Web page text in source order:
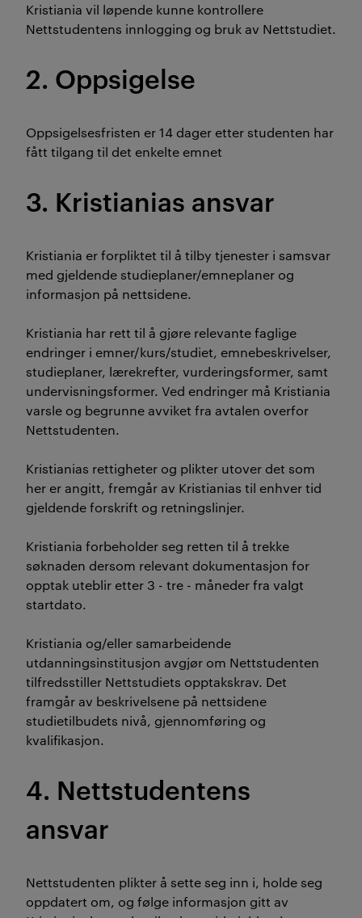
Kristiania vil løpende kunne kontrollere
Nettstudentens innlogging og bruk av Nettstudiet.
2. Oppsigelse
Oppsigelsesfristen er 14 dager etter studenten har
fått tilgang til det enkelte emnet
3. Kristianias ansvar
Kristiania er forpliktet til å tilby tjenester i samsvar
med gjeldende studieplaner/emneplaner og
informasjon på nettsidene.
Kristiania har rett til å gjøre relevante faglige
endringer i emner/kurs/studiet, emnebeskrivelser,
studieplaner, lærekrefter, vurderingsformer, samt
undervisningsformer. Ved endringer må Kristiania
varsle og begrunne avviket fra avtalen overfor
Nettstudenten.
Kristianias rettigheter og plikter utover det som
her er angitt, fremgår av Kristianias til enhver tid
gjeldende forskrift og retningslinjer.
Kristiania forbeholder seg retten til å trekke
søknaden dersom relevant dokumentasjon for
opptak uteblir etter 3 - tre - måneder fra valgt
startdato.
Kristiania og/eller samarbeidende
utdanningsinstitusjon avgjør om Nettstudenten
tilfredsstiller Nettstudiets opptakskrav. Det
framgår av beskrivelsene på nettsidene
studietilbudets nivå, gjennomføring og
kvalifikasjon.
4. Nettstudentens
ansvar
Nettstudenten plikter å sette seg inn i, holde seg
oppdatert om, og følge informasjon gitt av